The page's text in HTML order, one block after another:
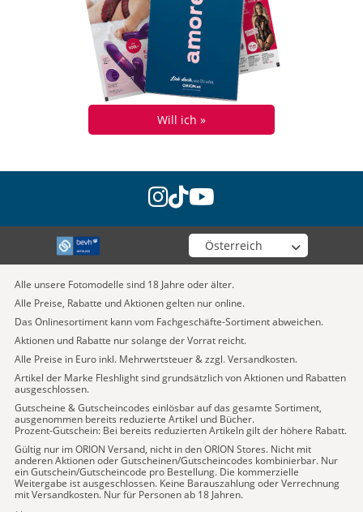
Will ich »
instagram
tiktok
youtube
Wähle deinen Shop
Alle unsere Fotomodelle sind 18 Jahre oder älter.
Alle Preise, Rabatte und Aktionen gelten nur online.
Das Onlinesortiment kann vom Fachgeschäfte-Sortiment abweichen.
Aktionen und Rabatte nur solange der Vorrat reicht.
Alle Preise in Euro inkl. Mehrwertsteuer & zzgl. Versandkosten.
Artikel der Marke Fleshlight sind grundsätzlich von Aktionen und Rabatten
ausgeschlossen.
Gutscheine & Gutscheincodes einlösbar auf das gesamte Sortiment,
ausgenommen bereits reduzierte Artikel und Bücher.
Prozent-Gutschein: Bei bereits reduzierten Artikeln gilt der höhere Rabatt.
Gültig nur im ORION Versand, nicht in den ORION Stores. Nicht mit
anderen Aktionen oder Gutscheinen/Gutscheincodes kombinierbar. Nur
ein Gutschein/Gutscheincode pro Bestellung. Die kommerzielle
Weitergabe ist ausgeschlossen. Keine Barauszahlung oder Verrechnung
mit Versandkosten. Nur für Personen ab 18 Jahren.